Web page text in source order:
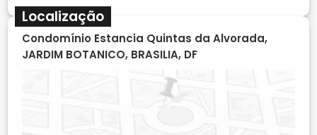
Localização
Condomínio Estancia Quintas da Alvorada,
JARDIM BOTANICO, BRASILIA, DF